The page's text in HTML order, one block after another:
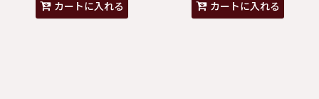
カートに入れる カートに入れる